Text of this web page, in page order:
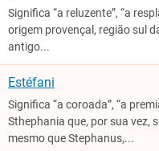
Significa “a reluzente”, “a
origem provençal, região sul
antigo...
Estéfani
Significa “a coroada”, “a
Sthephania que, por sua vez,
mesmo que Stephanus,...